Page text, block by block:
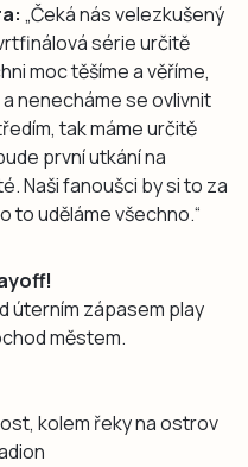
„Čeká nás velezkušený
série určitě
moc těšíme a věříme,
nenecháme se ovlivnit
tak máme určitě
první utkání na
Naši fanoušci by si to za
to uděláme všechno.“
úterním zápasem play
městem.
kolem řeky na ostrov